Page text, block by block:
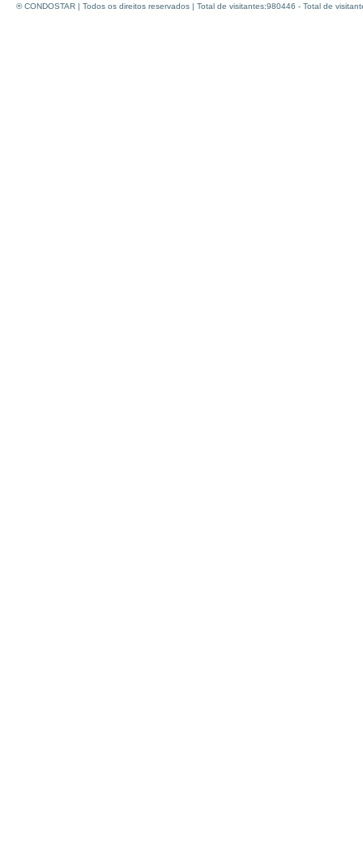
® CONDOSTAR | Todos os direitos reservados | Total de visitantes:980446 - Total de